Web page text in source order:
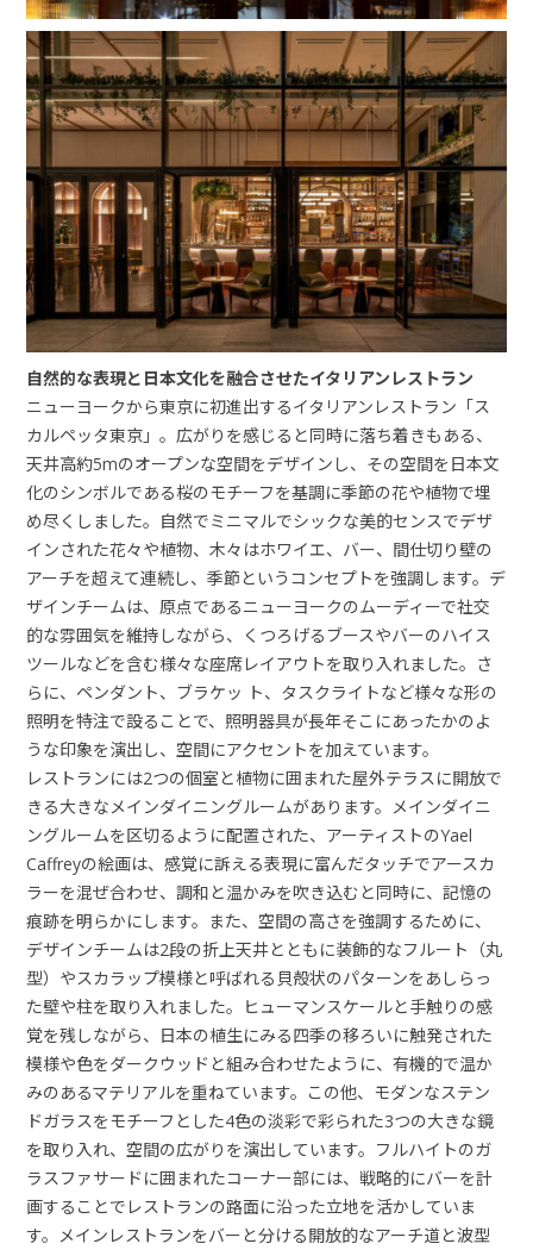
自然的な表現と日本文化を融合させたイタリアンレストラン
ニューヨークから東京に初進出するイタリアンレストラン「ス
カルペッタ東京」。広がりを感じると同時に落ち着きもある、
天井高約5mのオープンな空間をデザインし、その空間を日本文
化のシンボルである桜のモチーフを基調に季節の花や植物で埋
め尽くしました。自然でミニマルでシックな美的センスでデザ
インされた花々や植物、木々はホワイエ、バー、間仕切り壁の
アーチを超えて連続し、季節というコンセプトを強調します。デ
ザインチームは、原点であるニューヨークのムーディーで社交
的な雰囲気を維持しながら、くつろげるブースやバーのハイス
ツールなどを含む様々な座席レイアウトを取り入れました。さ
らに、ペンダント、ブラケッ ト、タスクライトなど様々な形の
照明を特注で設ることで、照明器具が長年そこにあったかのよ
うな印象を演出し、空間にアクセントを加えています。
レストランには2つの個室と植物に囲まれた屋外テラスに開放で
きる大きなメインダイニングルームがあります。メインダイニ
ングルームを区切るように配置された、アーティストのYael
Caffreyの絵画は、感覚に訴える表現に富んだタッチでアースカ
ラーを混ぜ合わせ、調和と温かみを吹き込むと同時に、記憶の
痕跡を明らかにします。また、空間の高さを強調するために、
デザインチームは2段の折上天井とともに装飾的なフルート（丸
型）やスカラップ模様と呼ばれる貝殻状のパターンをあしらっ
た壁や柱を取り入れました。ヒューマンスケールと手触りの感
覚を残しながら、日本の植生にみる四季の移ろいに触発された
模様や色をダークウッドと組み合わせたように、有機的で温か
みのあるマテリアルを重ねています。この他、モダンなステン
ドガラスをモチーフとした4色の淡彩で彩られた3つの大きな鏡
を取り入れ、空間の広がりを演出しています。フルハイトのガ
ラスファサードに囲まれたコーナー部には、戦略的にバーを計
画することでレストランの路面に沿った立地を活かしていま
す。メインレストランをバーと分ける開放的なアーチ道と波型